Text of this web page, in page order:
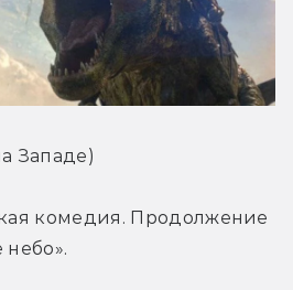
Западе)
комедия. Продолжение